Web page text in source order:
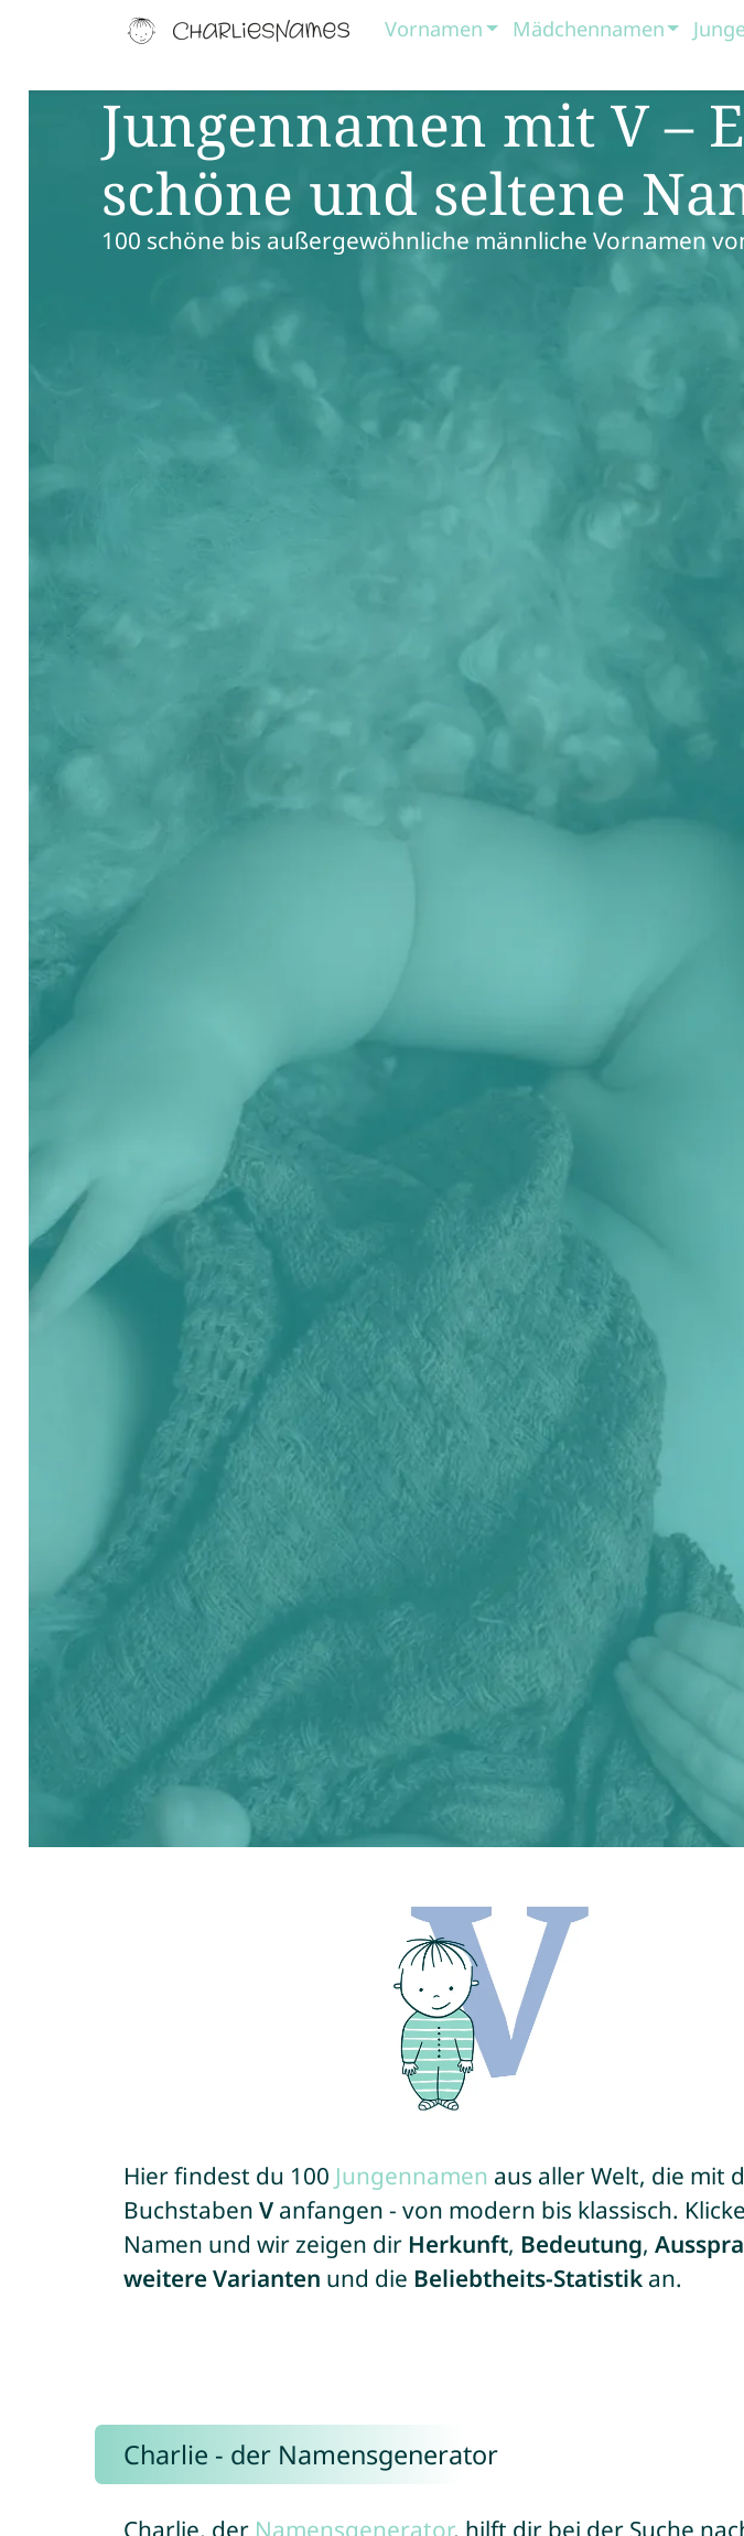
Vornamen Mädchennamen
Jungennamen mit V –
schöne und seltene
100 schöne bis außergewöhnliche männliche Vornamen
Hier findest du 100 Jungennamen aus aller Welt, die mit
Buchstaben Vanfangen - von modern bis klassisch.
Namen und wir zeigen dir Herkunft, Bedeutung,
weitere Varianten und die Beliebtheits-Statistikan.
Charlie - der Namensgenerator
Charlie, der Namensgenerator, hilft dir bei der Suche